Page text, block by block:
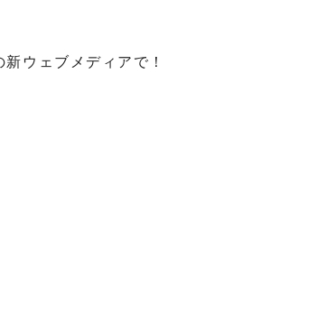
ウェブメディアで！